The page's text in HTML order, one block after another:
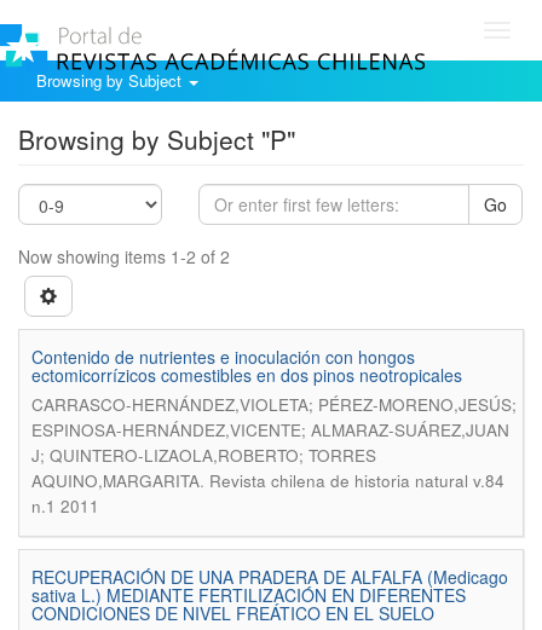
Browsing by Subject
Browsing by Subject "P"
Go
Now showing items 1-2 of 2
Contenido de nutrientes e inoculación con hongos
ectomicorrízicos comestibles en dos pinos neotropicales
CARRASCO-HERNÁNDEZ,VIOLETA; PÉREZ-MORENO,JESÚS;
ESPINOSA-HERNÁNDEZ,VICENTE; ALMARAZ-SUÁREZ,JUAN
J; QUINTERO-LIZAOLA,ROBERTO; TORRES
AQUINO,MARGARITA. Revista chilena de historia natural v.84
n.1 2011
RECUPERACIÓN DE UNA PRADERA DE ALFALFA (Medicago
sativa L.) MEDIANTE FERTILIZACIÓN EN DIFERENTES
CONDICIONES DE NIVEL FREÁTICO EN EL SUELO